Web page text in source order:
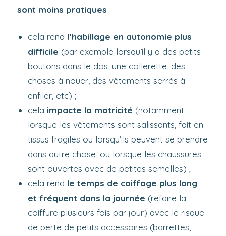
sont moins pratiques :
cela rend l’habillage en autonomie plus
difficile (par exemple lorsqu’il y a des petits
boutons dans le dos, une collerette, des
choses à nouer, des vêtements serrés à
enfiler, etc) ;
cela impacte la motricité (notamment
lorsque les vêtements sont salissants, fait en
tissus fragiles ou lorsqu’ils peuvent se prendre
dans autre chose, ou lorsque les chaussures
sont ouvertes avec de petites semelles) ;
cela rend le temps de coiffage plus long
et fréquent dans la journée (refaire la
coiffure plusieurs fois par jour) avec le risque
de perte de petits accessoires (barrettes,